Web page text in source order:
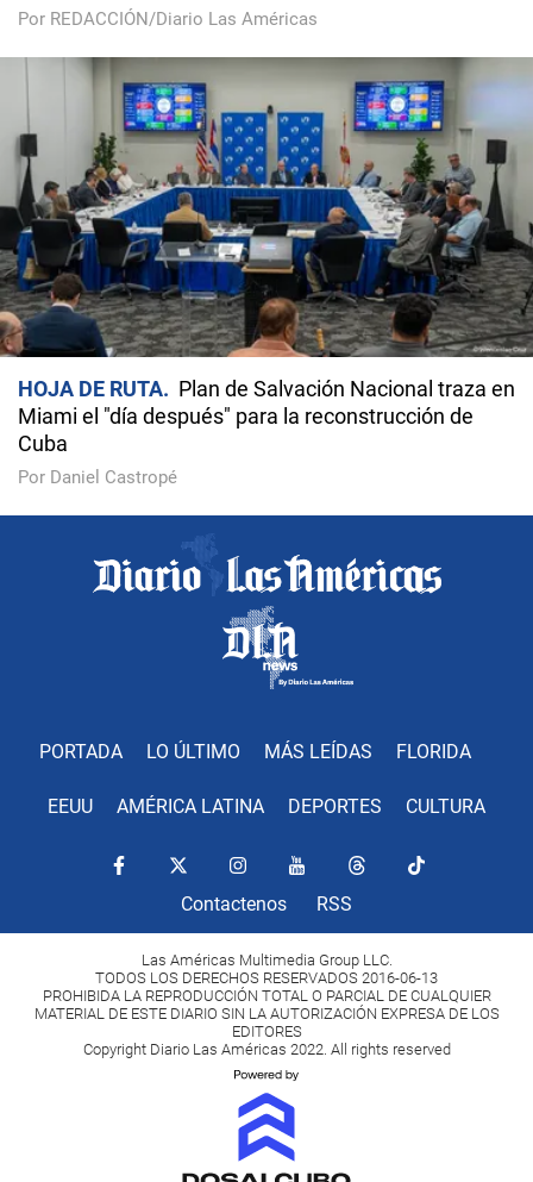
Por REDACCIÓN/Diario Las Américas
HOJA DE RUTA
Plan de Salvación Nacional traza en
Miami el "día después" para la reconstrucción de
Cuba
Por Daniel Castropé
PORTADA LO ÚLTIMO MÁS LEÍDAS FLORIDA
EEUU AMÉRICA LATINA DEPORTES CULTURA
Contactenos RSS
Las Américas Multimedia Group LLC.
TODOS LOS DERECHOS RESERVADOS 2016-06-13
PROHIBIDA LA REPRODUCCIÓN TOTAL O PARCIAL DE CUALQUIER
MATERIAL DE ESTE DIARIO SIN LA AUTORIZACIÓN EXPRESA DE LOS
EDITORES
Copyright Diario Las Américas 2022. All rights reserved